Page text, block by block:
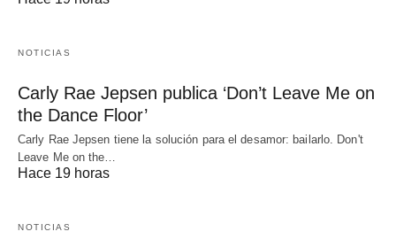
NOTICIAS
Carly Rae Jepsen publica ‘Don’t Leave Me on
the Dance Floor’
Carly Rae Jepsen tiene la solución para el desamor: bailarlo. Don't
Leave Me on the…
Hace 19 horas
NOTICIAS